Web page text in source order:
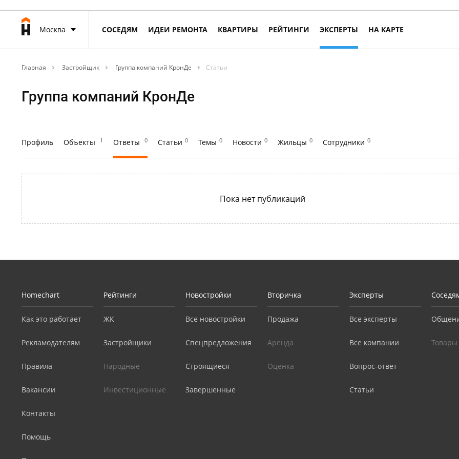
Москва СОСЕДЯМ ИДЕИ РЕМОНТА КВАРТИРЫ РЕЙТИНГИ ЭКСПЕРТЫ НА КАРТЕ
Главная Застройщик Группа компаний КронДе Статьи
Группа компаний КронДе
Профиль Объекты 1 Ответы 0 Статьи 0 Темы 0 Новости 0 Жильцы 0 Сотрудники 0
Пока нет публикаций
Homechart
Как это работает
Рекламодателям
Правила
Вакансии
Контакты
Помощь
Рейтинги
ЖК
Застройщики
Народные
Инвестиционные
Новостройки
Все новостройки
Спецпредложения
Строящиеся
Завершенные
Вторичка
Продажа
Аренда
Оценка
Эксперты
Все эксперты
Все компании
Вопрос-ответ
Статьи
Товары